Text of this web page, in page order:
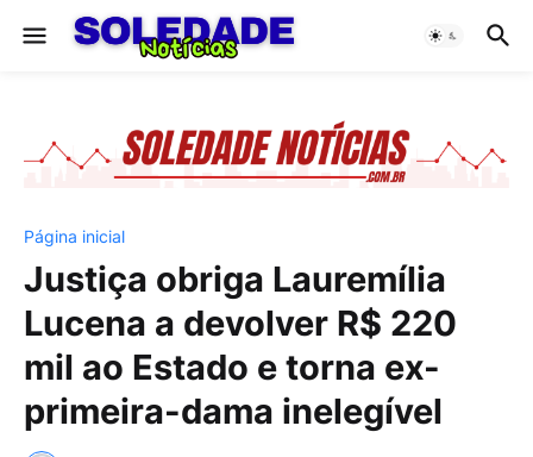
Página inicial
Justiça obriga Lauremília
Lucena a devolver R$ 220
mil ao Estado e torna ex-
primeira-dama inelegível